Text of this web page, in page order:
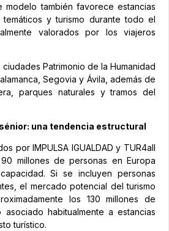
modelo también favorece estancias
temáticos y turismo durante todo el
valorados por los viajeros
Patrimonio de la Humanidad
Segovia y Ávila, además de
parques naturales y tramos del
una tendencia estructural
por IMPULSA IGUALDAD y TUR4all
millones de personas en Europa
Si se incluyen personas
el mercado potencial del turismo
los 130 millones de
habitualmente a estancias
turístico.